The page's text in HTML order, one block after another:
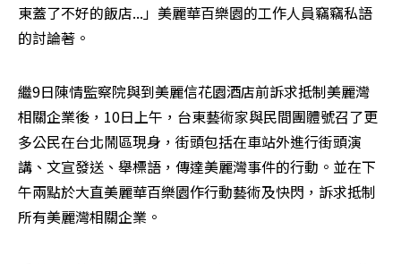
東蓋了不好的飯店...」美麗華百樂園的工作人員竊竊私語
的討論著。
繼9日陳情監察院與到美麗信花園酒店前訴求抵制美麗灣
相關企業後，10日上午，台東藝術家與民間團體號召了更
多公民在台北鬧區現身，街頭包括在車站外進行街頭演
講、文宣發送、舉標語，傳達美麗灣事件的行動。並在下
午兩點於大直美麗華百樂園作行動藝術及快閃，訴求抵制
所有美麗灣相關企業。